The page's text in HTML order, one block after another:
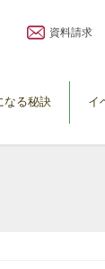
資料請求
なる秘訣 イ